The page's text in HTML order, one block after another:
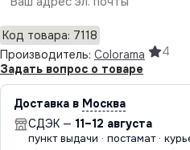
Код товара: 7118
Производитель: Colorama
4
Задать вопрос о товаре
Доставка в Москва
СДЭК — 11–12 августа
пункт выдачи · постамат ·